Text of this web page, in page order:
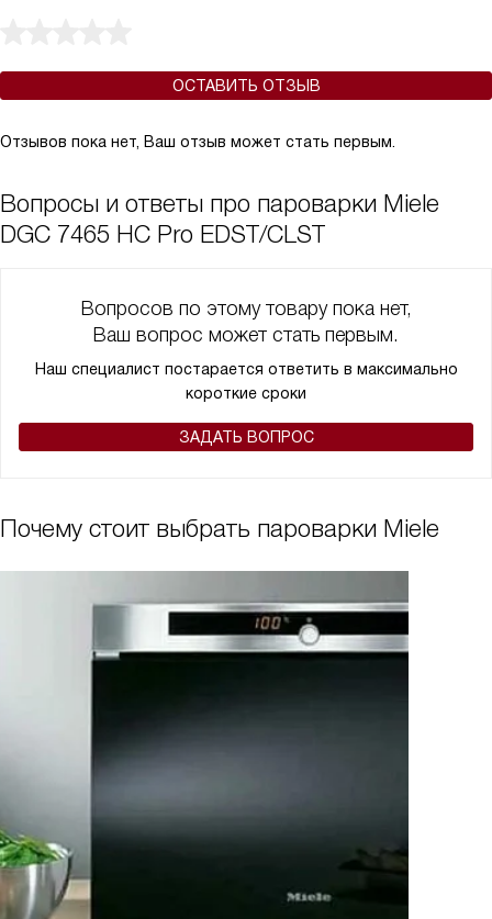
ОСТАВИТЬ ОТЗЫВ
Отзывов пока нет, Ваш отзыв может стать первым.
Вопросы и ответы про пароварки Miele
DGC 7465 HC Pro EDST/CLST
Вопросов по этому товару пока нет,
Ваш вопрос может стать первым.
Наш специалист постарается ответить в максимально
короткие сроки
ЗАДАТЬ ВОПРОС
Почему стоит выбрать пароварки Miele